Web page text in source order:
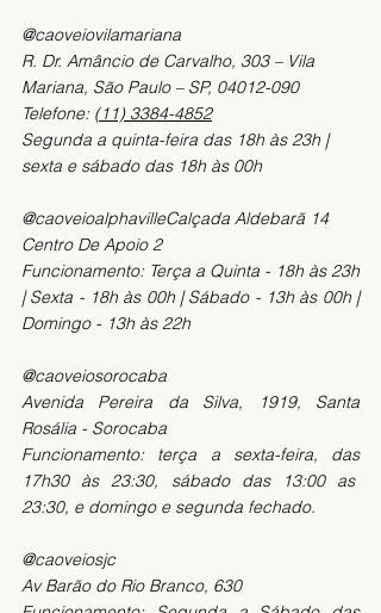
@caoveiovilamariana
R. Dr. Amâncio de Carvalho, 303 – Vila
Mariana, São Paulo – SP, 04012-090
Telefone: (11) 3384-4852
Segunda a quinta-feira das 18h às 23h |
sexta e sábado das 18h às 00h
@caoveioalphavilleCalçada Aldebarã 14
Centro De Apoio 2
Funcionamento: Terça a Quinta - 18h às 23h
| Sexta - 18h às 00h | Sábado - 13h às 00h |
Domingo - 13h às 22h
@caoveiosorocaba
Avenida Pereira da Silva, 1919, Santa
Rosália - Sorocaba
Funcionamento: terça a sexta-feira, das
17h30 às 23:30, sábado das 13:00 as
23:30, e domingo e segunda fechado.
@caoveiosjc
Av Barão do Rio Branco, 630